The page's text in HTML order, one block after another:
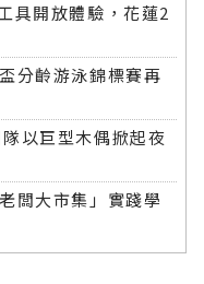
具開放體驗，花蓮2
分齡游泳錦標賽再
以巨型木偶掀起夜
闆大市集」實踐學